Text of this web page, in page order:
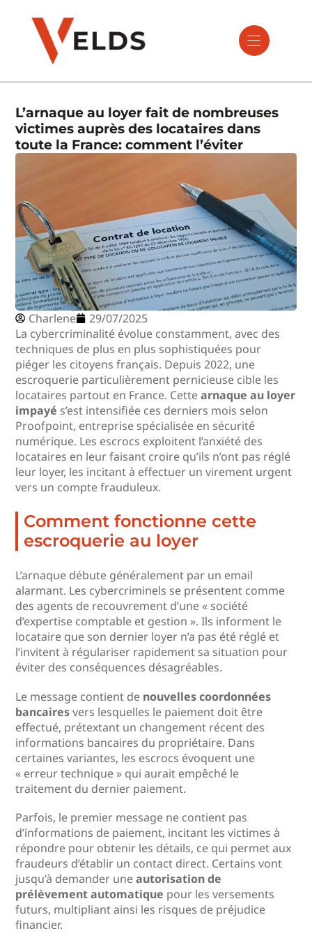
L’arnaque au loyer fait de nombreuses
victimes auprès des locataires dans
toute la France: comment l’éviter
Charlene
29/07/2025
La cybercriminalité évolue constamment, avec des
techniques de plus en plus sophistiquées pour
piéger les citoyens français. Depuis 2022, une
escroquerie particulièrement pernicieuse cible les
locataires partout en France. Cettearnaque au loyer
impayé s’est intensifiée ces derniers mois selon
Proofpoint, entreprise spécialisée en sécurité
numérique. Les escrocs exploitent l’anxiété des
locataires en leur faisant croire qu’ils n’ont pas réglé
leur loyer, les incitant à effectuer un virement urgent
vers un compte frauduleux.
Comment fonctionne cette
escroquerie au loyer
L’arnaque débute généralement par un email
alarmant. Les cybercriminels se présentent comme
des agents de recouvrement d’une « société
d’expertise comptable et gestion ». Ils informent le
locataire que son dernier loyer n’a pas été réglé et
l’invitent à régulariser rapidement sa situation pour
éviter des conséquences désagréables.
Le message contient de nouvelles coordonnées
bancairesvers lesquelles le paiement doit être
effectué, prétextant un changement récent des
informations bancaires du propriétaire. Dans
certaines variantes, les escrocs évoquent une
« erreur technique » qui aurait empêché le
traitement du dernier paiement.
Parfois, le premier message ne contient pas
d’informations de paiement, incitant les victimes à
répondre pour obtenir les détails, ce qui permet aux
fraudeurs d’établir un contact direct. Certains vont
jusqu’à demander uneautorisation de
prélèvement automatique pour les versements
futurs, multipliant ainsi les risques de préjudice
financier.